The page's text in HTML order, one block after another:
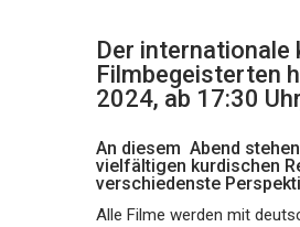
Der
Filmbegeisterten
2024, ab 17:30
An diesem Abend
vielfältigen kurdischen
verschiedenste
Alle Filme werden mit